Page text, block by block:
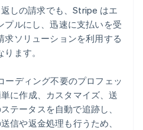
しの請求でも、Stripe はエ
プルにし、迅速に支払いを受
求ソリューションを利用する
ます。
ーディング不要のプロフェッ
に作成、カスタマイズ、送
テータスを自動で追跡し、
信や返金処理も行うため、